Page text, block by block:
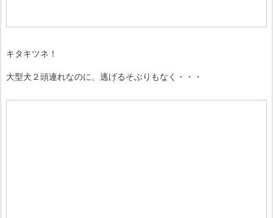
キタキツネ！
大型犬２頭連れなのに、逃げるそぶりもなく・・・